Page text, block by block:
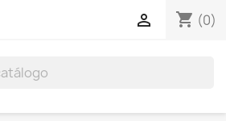
shopping_cart (0)
